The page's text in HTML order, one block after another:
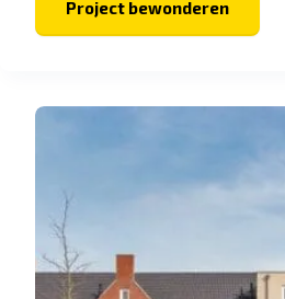
Project bewonderen
Villapark
Florade